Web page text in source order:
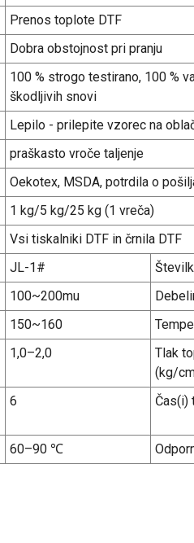
Prenos toplote DTF
Dobra obstojnost pri pranju
100 % strogo testirano, 100 %
škodljivih snovi
Lepilo - prilepite vzorec na
praškasto vroče taljenje
Oekotex, MSDA, potrdila o
1 kg/5 kg/25 kg (1 vreča)
Vsi tiskalniki DTF in črnila DTF
JL-1#
100~200mu
150~160
1,0–2,0
Tlak
(kg/
6 Čas(i)
60–90 ℃